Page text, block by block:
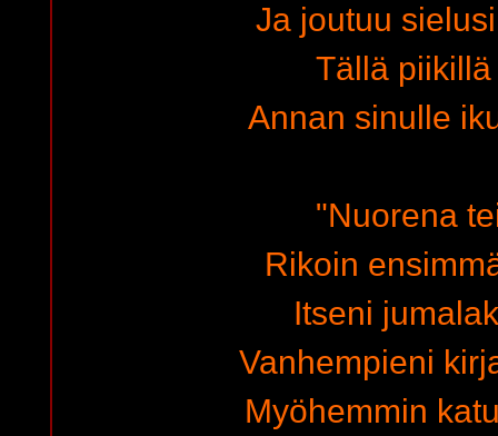
Ja joutuu
Tällä
Annan sinulle
"Nuorena
Rikoin
Itseni
Vanhempieni
Myöhemmin